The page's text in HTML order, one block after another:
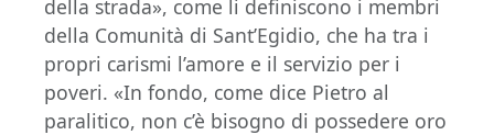
della strada», come li definiscono i membri
della Comunità di Sant’Egidio, che ha tra i
propri carismi l’amore e il servizio per i
poveri. «In fondo, come dice Pietro al
paralitico, non c’è bisogno di possedere oro